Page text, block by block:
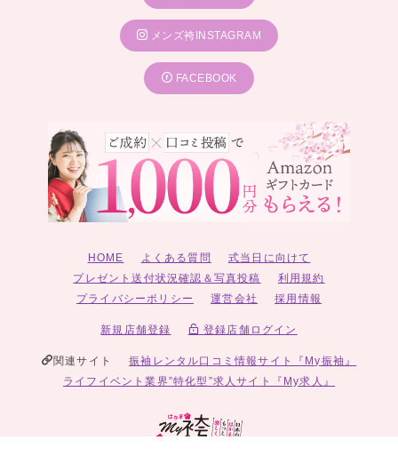
---北海道---
キモノハーツ 札幌 / kimono hearts Sapporo
---関東---
キモノハーツ 東京 / 吉祥寺
キモノハーツ 東京 / 自由が丘
キモノハーツ 東京 / 立川
キモノハーツ 東京 / 町田
キモノハーツ さいたま 新都心 / GMOアリーナさいたま隣接けやきひ
ろば内
キモノハーツ 横浜
キモノハーツ 新横浜
表参道 別蔵 / 志染庵 by kimono hearts
---東海---
キモノハーツ 西宮
キモノハーツ 大阪
キモノハーツ 京都 三条
メンズ袴INSTAGRAM
FACEBOOK
HOME よくある質問
式当日に向けて
プレゼント送付状況確認＆写真投稿
利用規約
プライバシーポリシー
運営会社 採用情報
新規店舗登録 登録店舗ログイン
関連サイト
振袖レンタル口コミ情報サイト『My振袖』
ライフイベント業界”特化型”求人サイト『My求人』